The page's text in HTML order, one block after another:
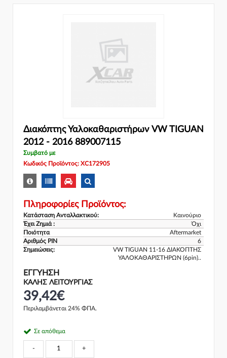
Διακόπτης Υαλοκαθαριστήρων VW TIGUAN
2012 - 2016 889007115
Συμβατό με
Κωδικός Προϊόντος: XC172905
Πληροφορίες Προϊόντος:
Κατάσταση Ανταλλακτικού:
Καινούριο
Έχει Ζημιά :
Όχι
Ποιότητα
Aftermarket
Αριθμός PIN
6
Σημειώσεις:
VW TIGUAN 11-16 ΔΙΑΚΟΠΤΗΣ
ΥΑΛΟΚΑΘΑΡΙΣΤΗΡΩΝ (6pin)..
ΕΓΓΎΗΣΗ
ΚΑΛΗΣ ΛΕΙΤΟΥΡΓΙΑΣ
39,42€
Περιλαμβάνεται 24% ΦΠΑ.
Σε απόθεμα
- +